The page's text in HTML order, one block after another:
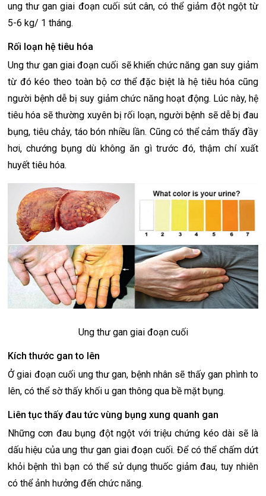
ung thư gan giai đoạn cuối sút cân, có thể giảm đột ngột từ
5-6 kg/ 1 tháng.
Rối loạn hệ tiêu hóa
Ung thư gan giai đoạn cuối sẽ khiến chức năng gan suy giảm
từ đó kéo theo toàn bộ cơ thể đặc biệt là hệ tiêu hóa cũng
người bệnh dễ bị suy giảm chức năng hoạt động. Lúc này, hệ
tiêu hóa sẽ thường xuyên bị rối loạn, người bệnh sẽ dễ bị đau
bụng, tiêu chảy, táo bón nhiều lần. Cũng có thể cảm thấy đầy
hơi, chướng bụng dù không ăn gì trước đó, thậm chí xuất
huyết tiêu hóa.
Ung thư gan giai đoạn cuối
Kích thước gan to lên
Ở giai đoạn cuối ung thư gan, bệnh nhân sẽ thấy gan phình to
lên, có thể sờ thấy khối u gan thông qua bề mặt bụng.
Liên tục thấy đau tức vùng bụng xung quanh gan
Những cơn đau bụng đột ngột với triệu chứng kéo dài sẽ là
dấu hiệu của ung thư gan giai đoạn cuối. Để có thể chấm dứt
khỏi bệnh thì bạn có thể sử dụng thuốc giảm đau, tuy nhiên
có thể ảnh hưởng đến chức năng.